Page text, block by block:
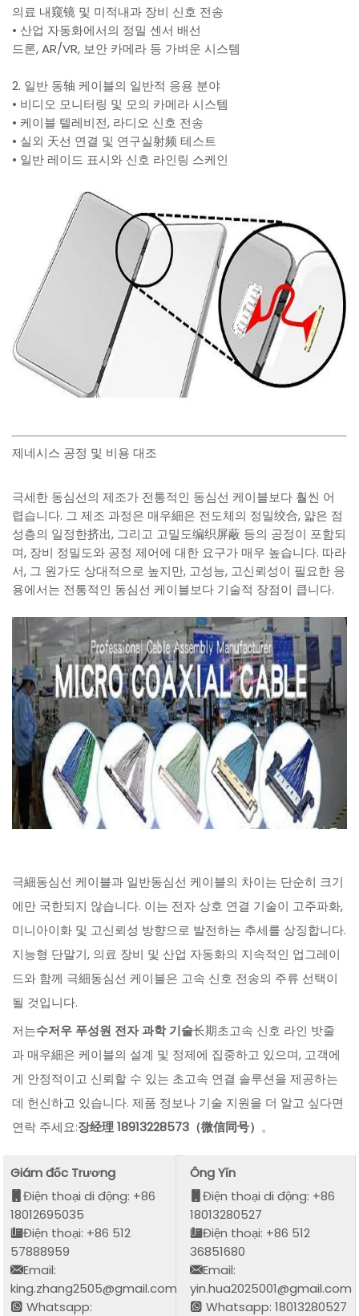
의료 내窥镜 및 미적내과 장비 신호 전송
• 산업 자동화에서의 정밀 센서 배선
드론, AR/VR, 보안 카메라 등 가벼운 시스템
2. 일반 동轴 케이블의 일반적 응용 분야
• 비디오 모니터링 및 모의 카메라 시스템
• 케이블 텔레비전, 라디오 신호 전송
• 실외 天선 연결 및 연구실射频 테스트
• 일반 레이드 표시와 신호 라인링 스케인
제네시스 공정 및 비용 대조
극세한 동심선의 제조가 전통적인 동심선 케이블보다 훨씬 어
렵습니다. 그 제조 과정은 매우細은 전도체의 정밀绞合, 얇은 점
성층의 일정한挤出, 그리고 고밀도编织屏蔽 등의 공정이 포함되
며, 장비 정밀도와 공정 제어에 대한 요구가 매우 높습니다. 따라
서, 그 원가도 상대적으로 높지만, 고성능, 고신뢰성이 필요한 응
용에서는 전통적인 동심선 케이블보다 기술적 장점이 큽니다.
극細동심선 케이블과 일반동심선 케이블의 차이는 단순히 크기
에만 국한되지 않습니다. 이는 전자 상호 연결 기술이 고주파화,
미니아이화 및 고신뢰성 방향으로 발전하는 추세를 상징합니다.
지능형 단말기, 의료 장비 및 산업 자동화의 지속적인 업그레이
드와 함께 극細동심선 케이블은 고속 신호 전송의 주류 선택이
될 것입니다.
저는수저우 푸성원 전자 과학 기술长期초고속 신호 라인 밧줄
과 매우細은 케이블의 설계 및 정제에 집중하고 있으며, 고객에
게 안정적이고 신뢰할 수 있는 초고속 연결 솔루션을 제공하는
데 헌신하고 있습니다. 제품 정보나 기술 지원을 더 알고 싶다면
연락 주세요:장经理 18913228573（微信同号） 。
Giám đốc Trương
Điện thoại di động: +86
18012695035
Điện thoại: +86 512
57888959
Email:
king.zhang2505@gmail.com
Whatsapp:
Ông Yǐn
Điện thoại di động: +86
18013280527
Điện thoại: +86 512
36851680
Email:
yin.hua2025001@gmail.com
Whatsapp: 18013280527